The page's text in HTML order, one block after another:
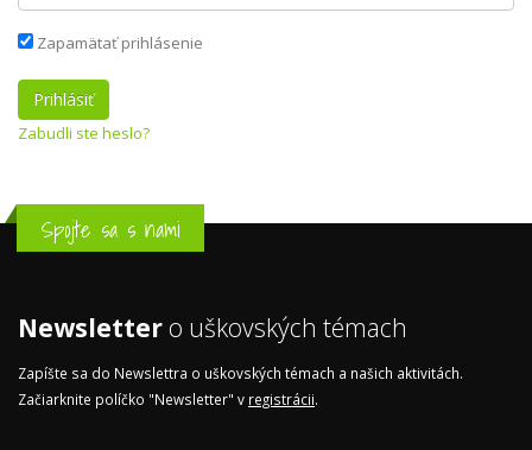
Zapamätať prihlásenie
Zabudli ste heslo?
Spojte sa s nami
Newsletter o uškovských témach
Zapíšte sa do Newslettra o uškovských témach a našich aktivitách.
Začiarknite políčko "Newsletter" v registrácii.